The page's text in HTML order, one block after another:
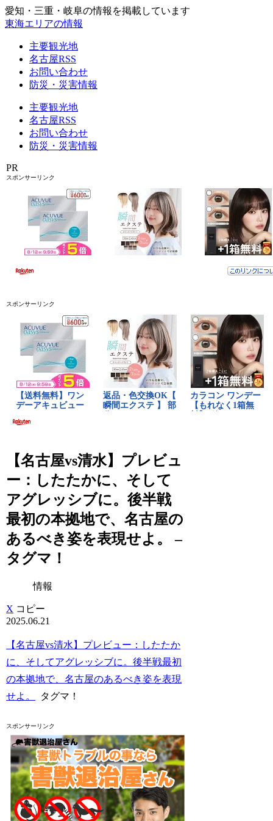
愛知・三重・岐阜の情報を掲載しています
東海エリアの情報
主要観光地
名古屋RSS
お問い合わせ
防災・災害情報
主要観光地
名古屋RSS
お問い合わせ
防災・災害情報
PR
スポンサーリンク
スポンサーリンク
【名古屋vs清水】プレビュ
ー：したたかに、そして
アグレッシブに。後半戦
最初の本拠地で、名古屋の
あるべき姿を表現せよ。 –
タグマ！
情報
X コピー
2025.06.21
【名古屋vs清水】プレビュー：したたか
に、そしてアグレッシブに。後半戦最初
の本拠地で、名古屋のあるべき姿を表現
せよ。
タグマ！
スポンサーリンク